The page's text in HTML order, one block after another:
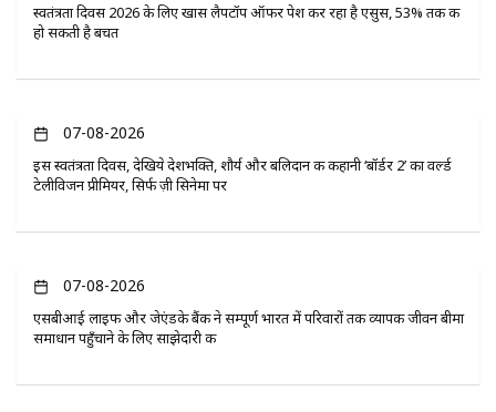
स्वतंत्रता दिवस 2026 के लिए खास लैपटॉप ऑफर पेश कर रहा है एसुस, 53% तक की
हो सकती है बचत
07-08-2026
इस स्वतंत्रता दिवस, देखिये देशभक्ति, शौर्य और बलिदान की कहानी ‘बॉर्डर 2’ का वर्ल्ड
टेलीविजन प्रीमियर, सिर्फ ज़ी सिनेमा पर
07-08-2026
एसबीआई लाइफ और जेएंडके बैंक ने सम्पूर्ण भारत में परिवारों तक व्यापक जीवन बीमा
समाधान पहुँचाने के लिए साझेदारी की